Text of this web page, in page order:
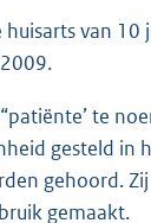
van 10
te
gesteld in
gehoord.
gemaakt.